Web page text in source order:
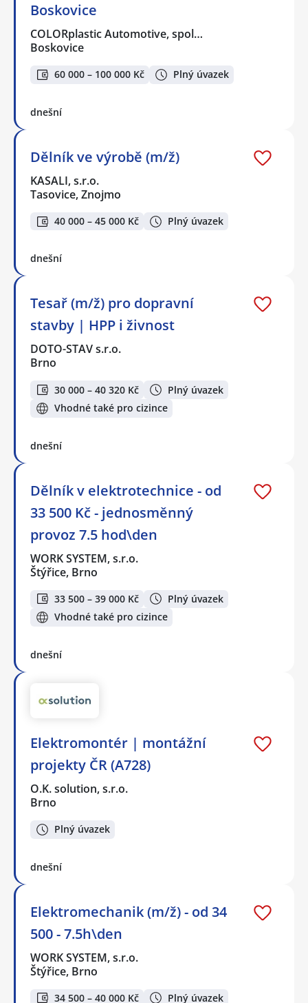
Boskovice
COLORplastic Automotive, spol…
Boskovice
60 000 – 100 000 Kč Plný úvazek
dnešní
Dělník ve výrobě (m/ž)
KASALI, s.r.o.
Tasovice, Znojmo
40 000 – 45 000 Kč Plný úvazek
dnešní
Tesař (m/ž) pro dopravní
stavby | HPP i živnost
DOTO-STAV s.r.o.
Brno
30 000 – 40 320 Kč
Plný úvazek
Vhodné také pro cizince
dnešní
Dělník v elektrotechnice - od
33 500 Kč - jednosměnný
provoz 7.5 hod\den
WORK SYSTEM, s.r.o.
Štýřice, Brno
33 500 – 39 000 Kč
Plný úvazek
Vhodné také pro cizince
dnešní
Elektromontér | montážní
projekty ČR (A728)
O.K. solution, s.r.o.
Brno
Plný úvazek
dnešní
Elektromechanik (m/ž) - od 34
500 - 7.5h\den
WORK SYSTEM, s.r.o.
Štýřice, Brno
34 500 – 40 000 Kč Plný úvazek